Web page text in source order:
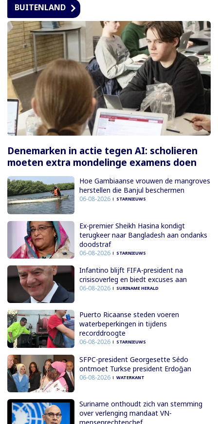
BUITENLAND
Denemarken in actie tegen AI: scholieren
moeten extra mondelinge examens doen
Hoe Gambiaanse vrouwen de mangroves
herstellen die Banjul beschermen
06-08-2026 STARNIEUWS
Ex-premier Sheikh Hasina kondigt
terugkeer naar Bangladesh aan ondanks
doodstraf
06-08-2026 STARNIEUWS
Infantino blijft FIFA-president na
crisisoverleg en biedt excuses aan
06-08-2026 SURINAME HERALD
Puerto Ricaanse steden voeren
waterbeperkingen in tijdens
recorddroogte
06-08-2026 STARNIEUWS
SFPC-president Georgesette Sédo
ontmoet Turkse president Erdoğan
06-08-2026 WATERKANT
Suriname onthoudt zich van stemming
over verlenging mandaat VN-